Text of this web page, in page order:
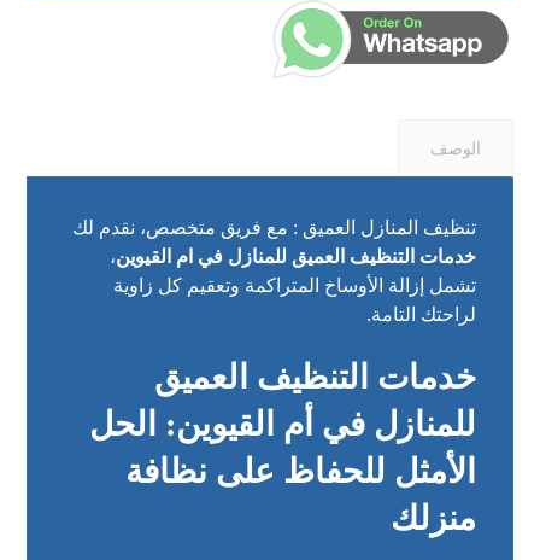
الوصف
تنظيف المنازل العميق : مع فريق متخصص، نقدم لك
خدمات التنظيف العميق للمنازل في ام القيوين،
تشمل إزالة الأوساخ المتراكمة وتعقيم كل زاوية
لراحتك التامة.
خدمات التنظيف العميق
للمنازل في أم القيوين: الحل
الأمثل للحفاظ على نظافة
منزلك